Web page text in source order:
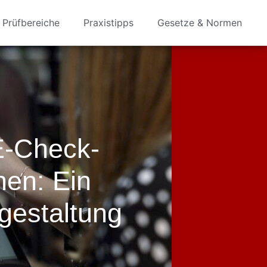
Prüfbereiche Praxistipps Gesetze & Normen
Check-
Ein